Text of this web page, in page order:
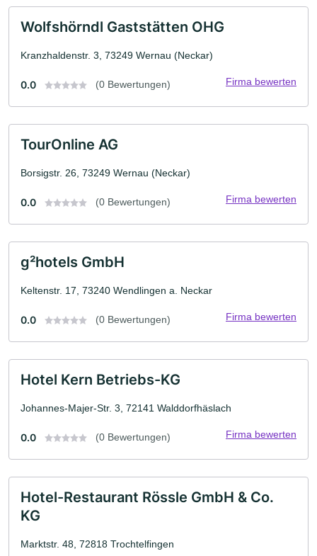
Wolfshörndl Gaststätten OHG
Kranzhaldenstr. 3, 73249 Wernau (Neckar)
0.0 (0 Bewertungen) Firma bewerten
TourOnline AG
Borsigstr. 26, 73249 Wernau (Neckar)
0.0 (0 Bewertungen) Firma bewerten
g²hotels GmbH
Keltenstr. 17, 73240 Wendlingen a. Neckar
0.0 (0 Bewertungen) Firma bewerten
Hotel Kern Betriebs-KG
Johannes-Majer-Str. 3, 72141 Walddorfhäslach
0.0 (0 Bewertungen) Firma bewerten
Hotel-Restaurant Rössle GmbH & Co.
KG
Marktstr. 48, 72818 Trochtelfingen